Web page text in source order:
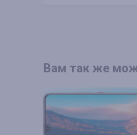
Вам так же